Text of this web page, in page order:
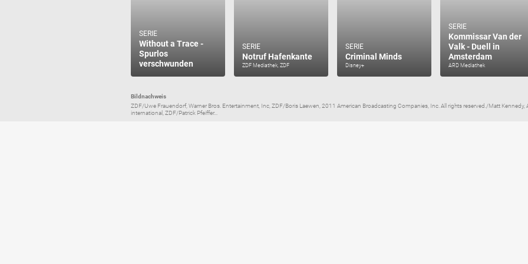
SERIE
Without a Trace -
Spurlos
verschwunden
SERIE
Notruf Hafenkante
ZDF Mediathek, ZDF
SERIE
Criminal Minds
Disney+
SERIE
Kommissar Van der
Valk - Duell in
Amsterdam
ARD Mediathek
Bildnachweis
ZDF/Uwe Frauendorf, Warner Bros. Entertainment, Inc, ZDF/Boris Laewen, 2011 American Broadcasting Companies, Inc. All rights reserved./Matt
international, ZDF/Patrick Pfeiffer...